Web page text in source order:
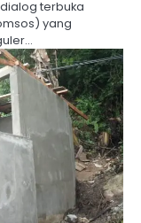
terbuka
yang